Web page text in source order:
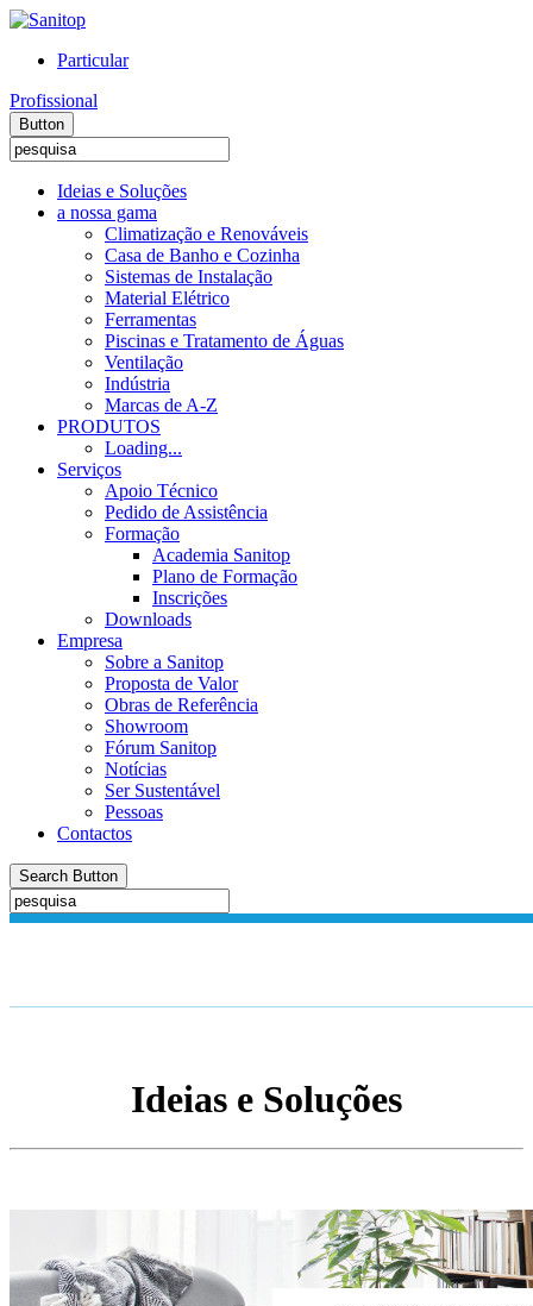
Particular
Profissional
Button
Ideias e Soluções
a nossa gama
Climatização e Renováveis
Casa de Banho e Cozinha
Sistemas de Instalação
Material Elétrico
Ferramentas
Piscinas e Tratamento de Águas
Ventilação
Indústria
Marcas de A-Z
PRODUTOS
Loading...
Serviços
Apoio Técnico
Pedido de Assistência
Formação
Academia Sanitop
Plano de Formação
Inscrições
Downloads
Empresa
Sobre a Sanitop
Proposta de Valor
Obras de Referência
Showroom
Fórum Sanitop
Notícias
Ser Sustentável
Pessoas
Contactos
Search Button
Ideias e Soluções